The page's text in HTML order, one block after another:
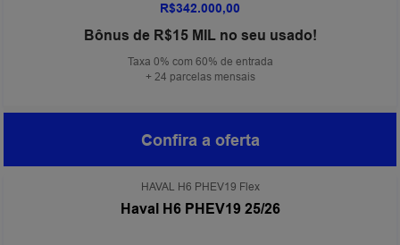
R$342.000,00
Bônus de R$15 MIL no seu usado!
Taxa 0% com 60% de entrada
+ 24 parcelas mensais
Confira a oferta
HAVAL H6 PHEV19 Flex
Haval H6 PHEV19 25/26